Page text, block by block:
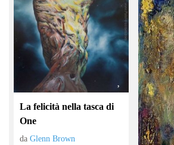
La felicità nella tasca di
One
daGlenn Brown